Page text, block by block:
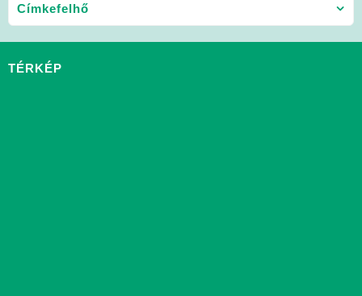
Címkefelhő
TÉRKÉP